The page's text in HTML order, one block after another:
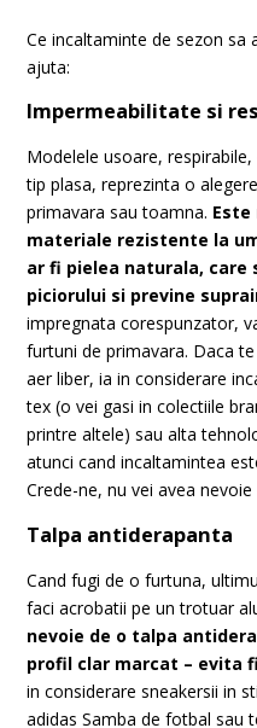
Ce incaltaminte de sezon sa
ajuta:
Impermeabilitate si
Modelele usoare,
tip plasa, reprezinta o
primavara sau toamna. Este
materiale rezistente la
ar fi pielea naturala, care
piciorului si previne
impregnata corespunzator,
furtuni de primavara. Daca
aer liber, ia in considerare
tex (o vei gasi in colectiile
printre altele) sau alta
atunci cand incaltamintea
Crede-ne, nu vei avea
Talpa antiderapanta
Cand fugi de o furtuna,
faci acrobatii pe un trotuar
nevoie de o talpa
profil clar marcat – evita
in considerare sneakersii in
adidas Samba de fotbal sau